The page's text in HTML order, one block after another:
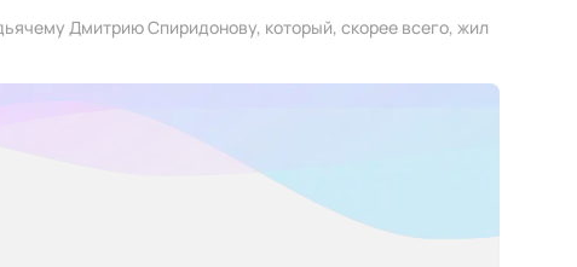
Дмитрию Спиридонову, который, скорее всего, жил